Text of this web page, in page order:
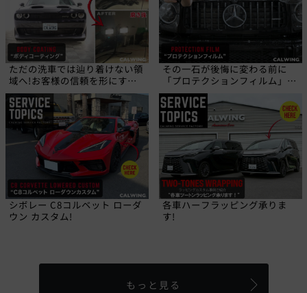
ただの洗車では辿り着けない領
域へ!お客様の信頼を形にす
る、職人の技!
その一石が後悔に変わる前に
「プロテクションフィルム」と
いう選択を!
シボレー C8コルベット ローダ
ウン カスタム!
各車ハーフラッピング承りま
す!
もっと見る